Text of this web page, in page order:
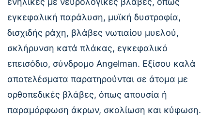
εγκεφαλική παράλυση, μυϊκή δυστροφία,
δισχιδής ράχη, βλάβες νωτιαίου μυελού,
σκλήρυνση κατά πλάκας, εγκεφαλικό
επεισόδιο, σύνδρομο Angelman. Εξίσου καλά
αποτελέσματα παρατηρούνται σε άτομα με
ορθοπεδικές βλάβες, όπως απουσία ή
παραμόρφωση άκρων, σκολίωση και κύφωση.